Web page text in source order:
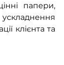
папери,
клієнта та